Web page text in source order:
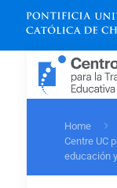
Home
Centre UC
educación